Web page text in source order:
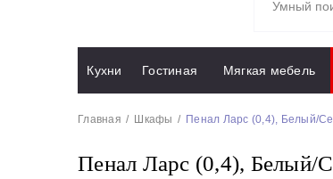
Кухни Гостиная Мягкая мебель
Главная Шкафы Пенал Ларс (0,4), Белый/
Пенал Ларс (0,4), Белый/